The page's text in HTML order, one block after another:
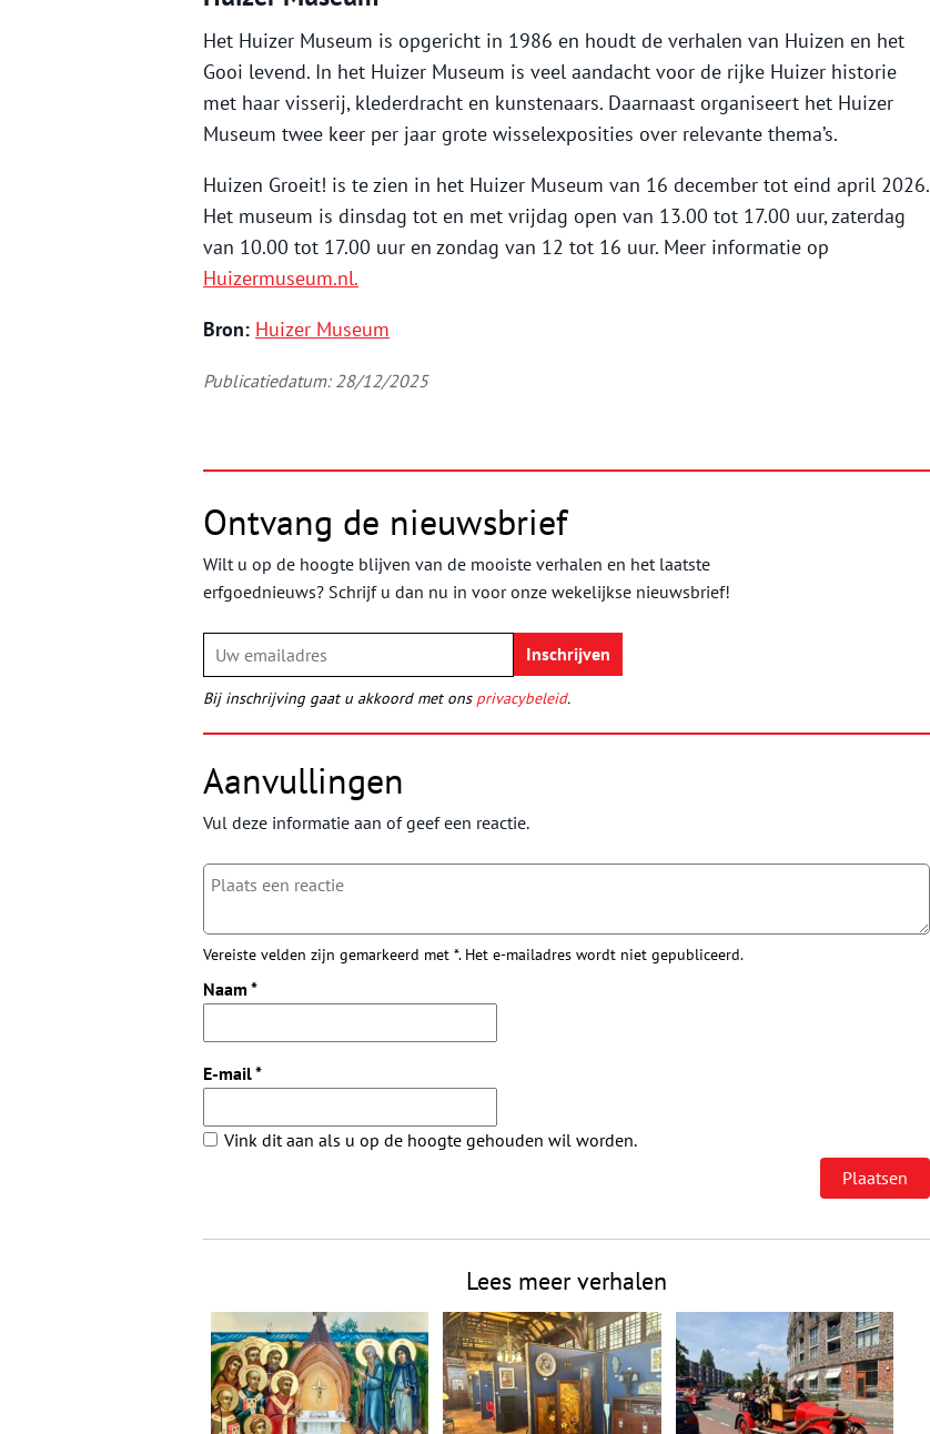
Het Huizer Museum is opgericht in 1986 en houdt de verhalen van Huizen en het
Gooi levend. In het Huizer Museum is veel aandacht voor de rijke Huizer historie
met haar visserij, klederdracht en kunstenaars. Daarnaast organiseert het Huizer
Museum twee keer per jaar grote wisselexposities over relevante thema’s.
Huizen Groeit! is te zien in het Huizer Museum van 16 december tot eind april 2026.
Het museum is dinsdag tot en met vrijdag open van 13.00 tot 17.00 uur, zaterdag
van 10.00 tot 17.00 uur en zondag van 12 tot 16 uur. Meer informatie op
Huizermuseum.nl.
Bron: Huizer Museum
Publicatiedatum: 28/12/2025
Ontvang de nieuwsbrief
Wilt u op de hoogte blijven van de mooiste verhalen en het laatste
erfgoednieuws? Schrijf u dan nu in voor onze wekelijkse nieuwsbrief!
Bij inschrijving gaat u akkoord met ons privacybeleid.
Aanvullingen
Vul deze informatie aan of geef een reactie.
Vereiste velden zijn gemarkeerd met *. Het e-mailadres wordt niet gepubliceerd.
Naam *
E-mail*
Vink dit aan als u op de hoogte gehouden wil worden.
Lees meer verhalen